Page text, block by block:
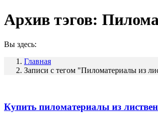
Архив тэгов:
Вы здесь:
Главная
Записи с тегом "Пиломатериалы из
Купить пиломатериалы из